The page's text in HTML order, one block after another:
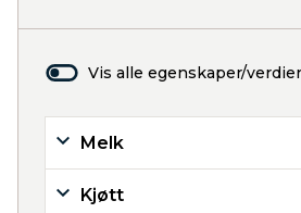
Vis alle egenskaper/verdier
Melk
Kjøtt